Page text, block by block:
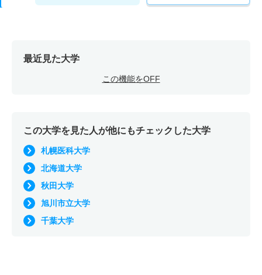
最近見た大学
この機能をOFF
この大学を見た人が他にもチェックした大学
札幌医科大学
北海道大学
秋田大学
旭川市立大学
千葉大学